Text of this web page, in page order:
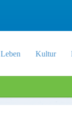
Leben Kultur